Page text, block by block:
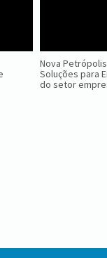
Nova
Soluções para
do setor